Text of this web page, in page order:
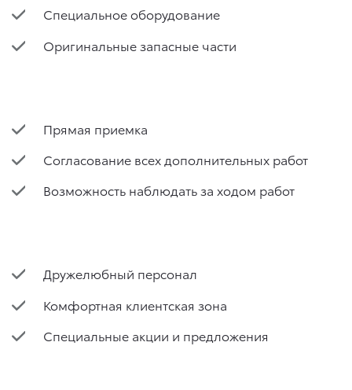
Специальное оборудование
Оригинальные запасные части
Прямая приемка
Согласование всех дополнительных работ
Возможность наблюдать за ходом работ
Дружелюбный персонал
Комфортная клиентская зона
Специальные акции и предложения